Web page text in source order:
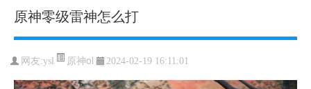
原神零级雷神怎么打
网友:ysl 原神ol 2024-02-19 16:11:01